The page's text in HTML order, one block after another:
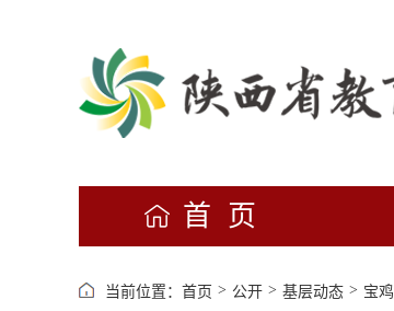
首页
当前位置： 首页 > 公开 > 基层动态 > 宝鸡